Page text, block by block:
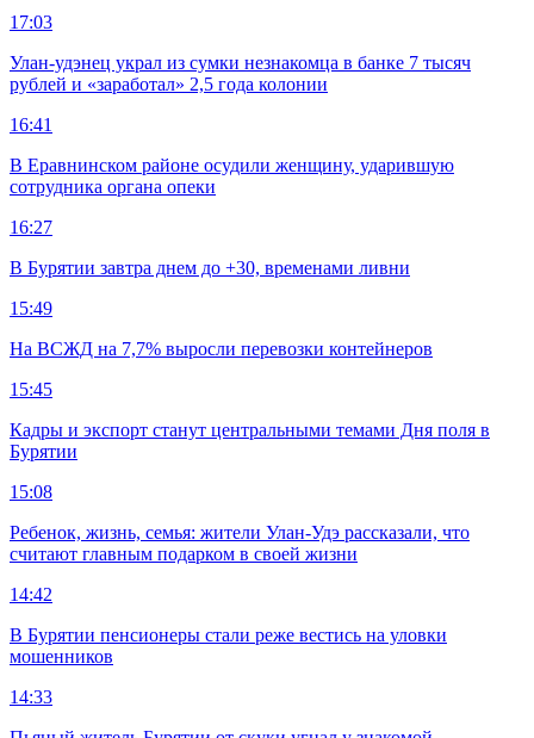
17:03
Улан-удэнец украл из сумки незнакомца в банке 7 тысяч
рублей и «заработал» 2,5 года колонии
16:41
В Еравнинском районе осудили женщину, ударившую
сотрудника органа опеки
16:27
В Бурятии завтра днем до +30, временами ливни
15:49
На ВСЖД на 7,7% выросли перевозки контейнеров
15:45
Кадры и экспорт станут центральными темами Дня поля в
Бурятии
15:08
Ребенок, жизнь, семья: жители Улан-Удэ рассказали, что
считают главным подарком в своей жизни
14:42
В Бурятии пенсионеры стали реже вестись на уловки
мошенников
14:33